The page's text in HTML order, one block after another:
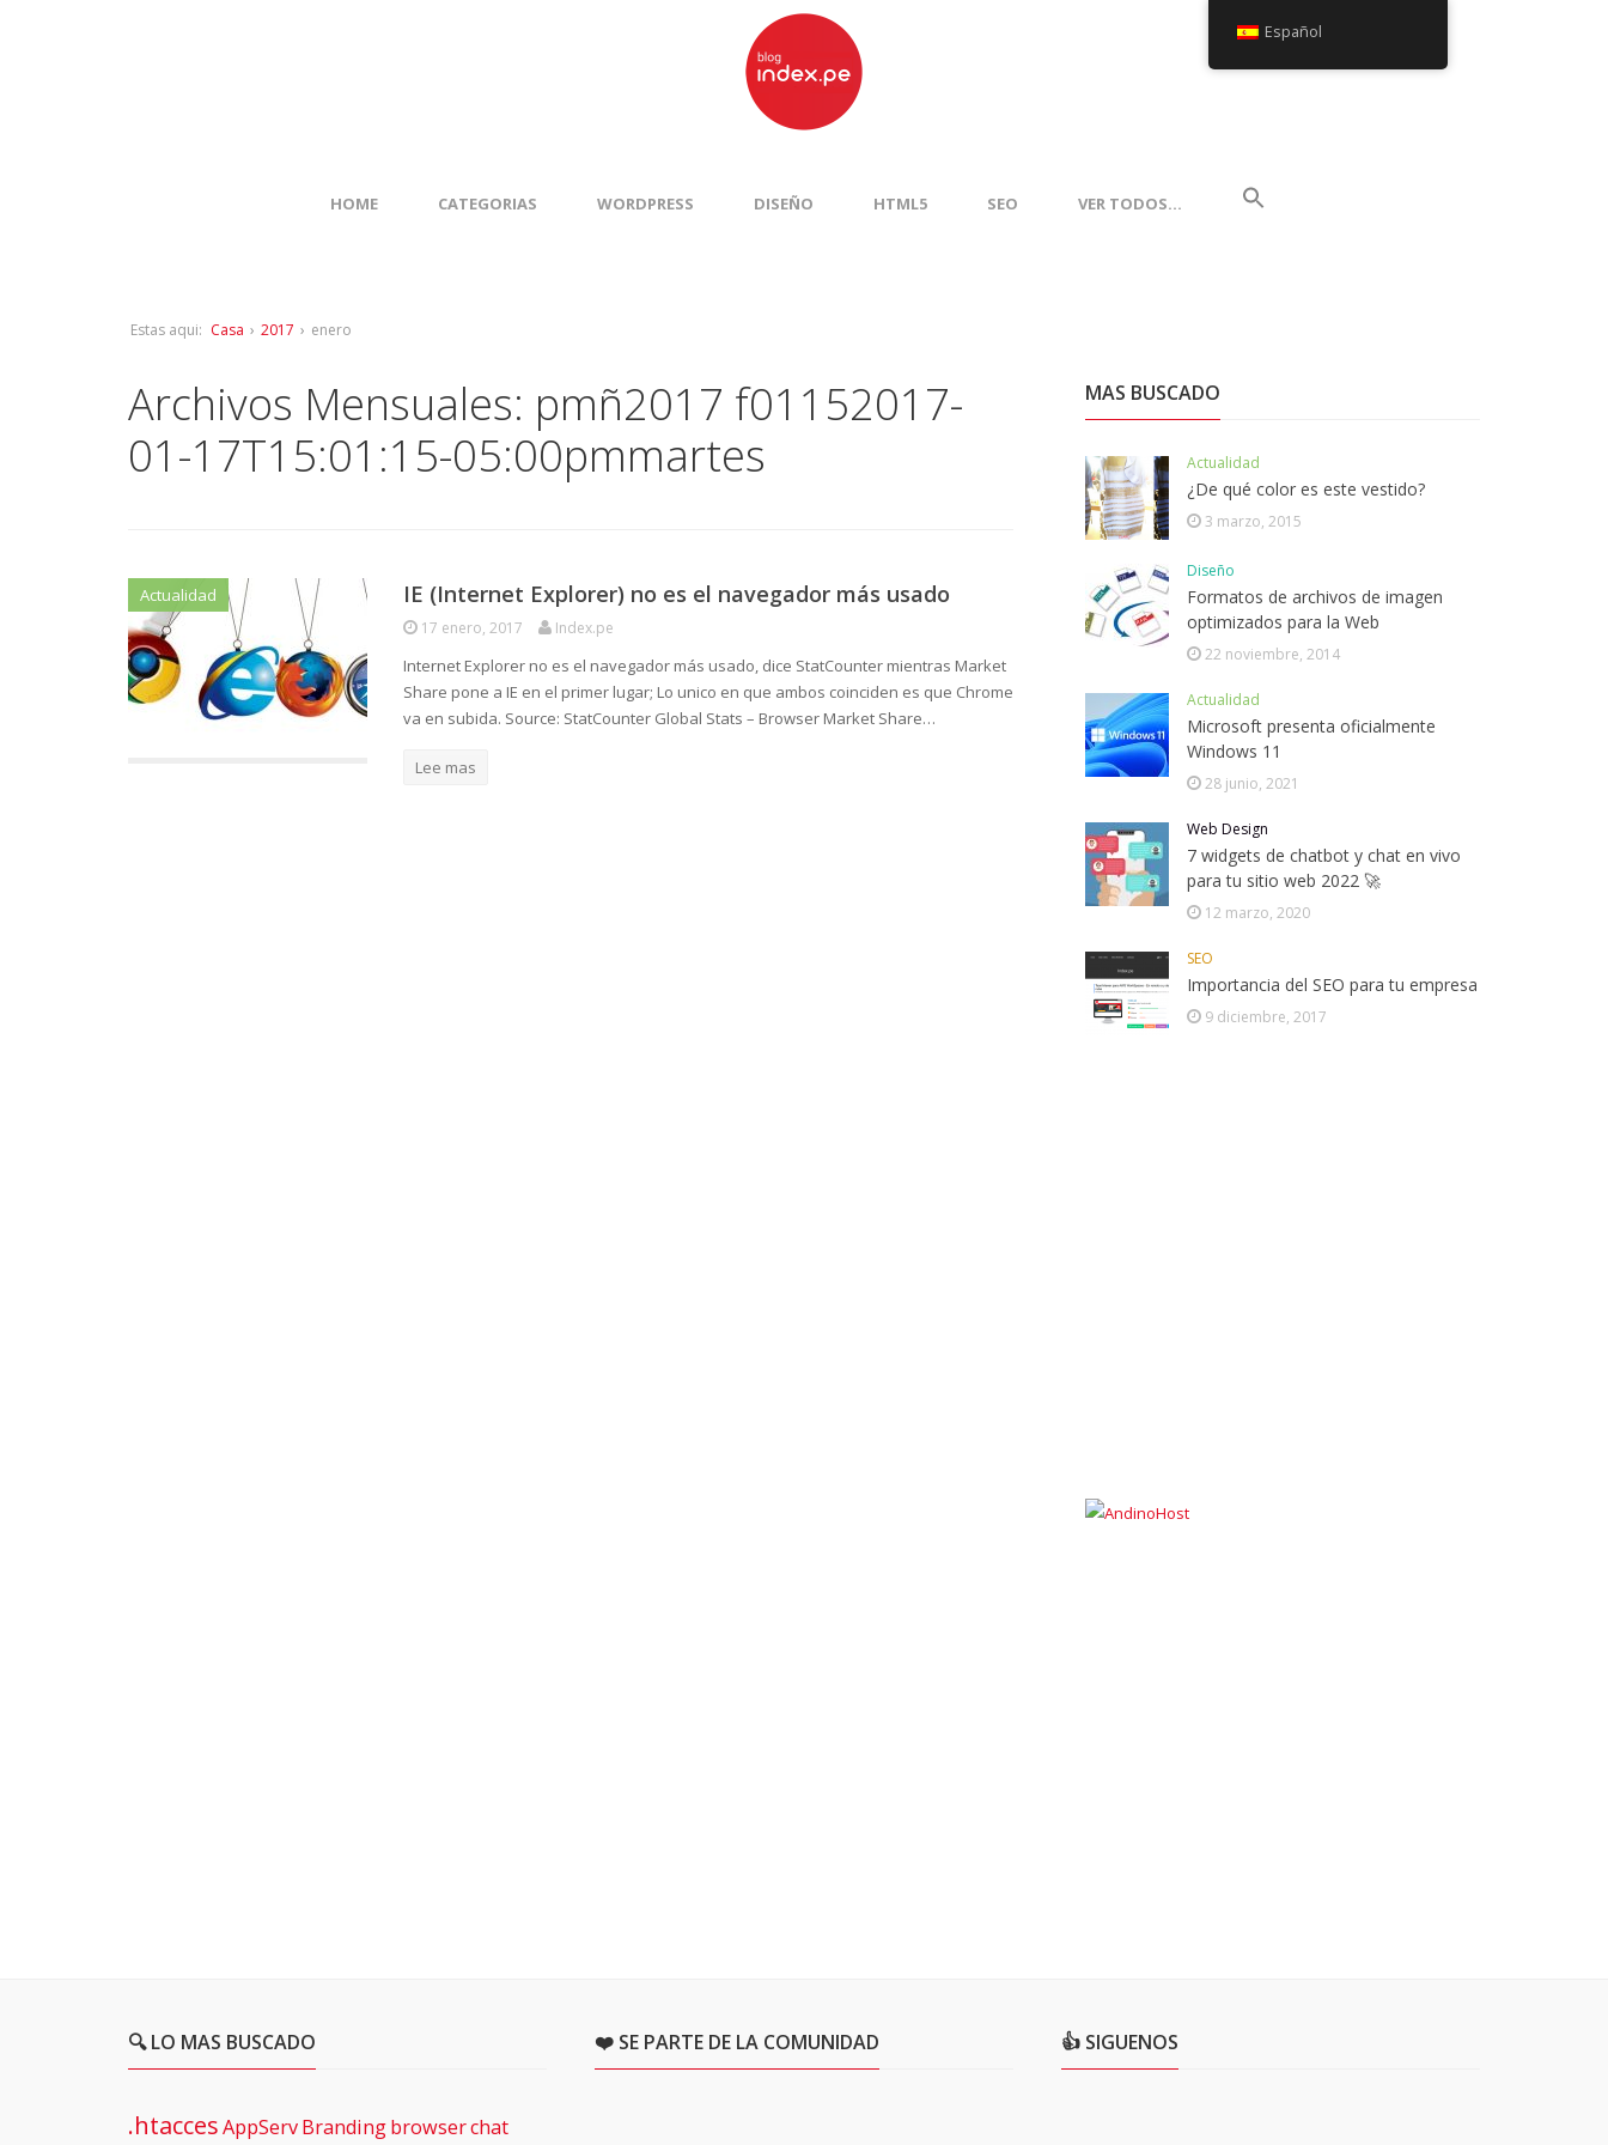
HOME CATEGORIAS WORDPRESS DISEÑO HTML5 SEO VER TODOS…
Estas aqui: Casa › 2017 › enero
Archivos Mensuales: pmñ2017 f01152017-
01-17T15:01:15-05:00pmmartes
Actualidad IE (Internet Explorer) no es el navegador más usado
17 enero, 2017 Index.pe
Internet Explorer no es el navegador más usado, dice StatCounter mientras Market
Share pone a IE en el primer lugar; Lo unico en que ambos coinciden es que Chrome
va en subida. Source: StatCounter Global Stats – Browser Market Share…
Lee mas
MAS BUSCADO
Actualidad
¿De qué color es este vestido?
3 marzo, 2015
Diseño
Formatos de archivos de imagen
optimizados para la Web
22 noviembre, 2014
Actualidad
Microsoft presenta oficialmente
Windows 11
28 junio, 2021
Web Design
7 widgets de chatbot y chat en vivo
para tu sitio web 2022 🚀
12 marzo, 2020
SEO
Importancia del SEO para tu empresa
9 diciembre, 2017
🔍 LO MAS BUSCADO
.htaccesAppServBrandingbrowserchat
❤️ SE PARTE DE LA COMUNIDAD 👍 SIGUENOS
Español